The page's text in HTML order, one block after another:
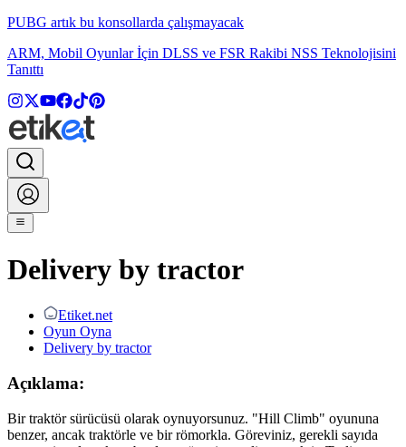
PUBG artık bu konsollarda çalışmayacak
ARM, Mobil Oyunlar İçin DLSS ve FSR Rakibi NSS Teknolojisini
Tanıttı
Delivery by tractor
Etiket.net
Oyun Oyna
Delivery by tractor
Açıklama:
Bir traktör sürücüsü olarak oynuyorsunuz. "Hill Climb" oyununa
benzer, ancak traktörle ve bir römorkla. Göreviniz, gerekli sayıda